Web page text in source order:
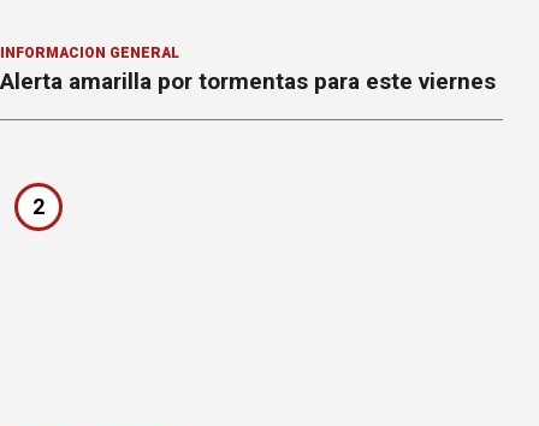
INFORMACION GENERAL
Alerta amarilla por tormentas para este viernes
2